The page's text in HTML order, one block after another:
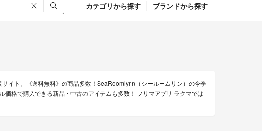
カテゴリから探す ブランドから探す
イト。《送料無料》の商品多数！SeaRoomlynn（シールームリン）の今季
格で購入できる新品・中古のアイテムも多数！ フリマアプリ ラクマでは